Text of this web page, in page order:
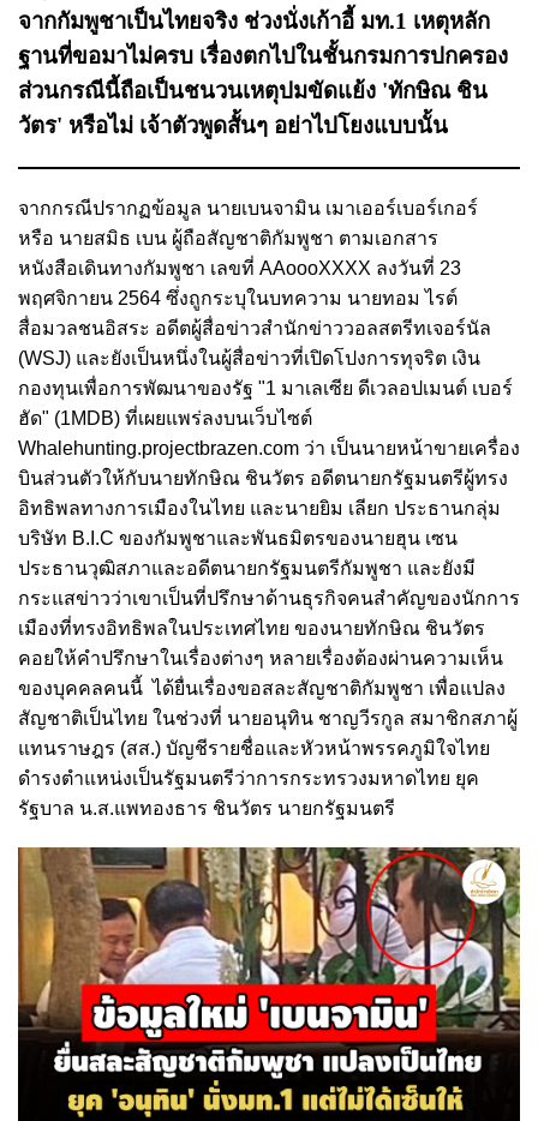
จากกัมพูชาเป็นไทยจริง ช่วงนั่งเก้าอี้ มท.1 เหตุหลัก
ฐานที่ขอมาไม่ครบ เรื่องตกไปในชั้นกรมการปกครอง
ส่วนกรณีนี้ถือเป็นชนวนเหตุปมขัดแย้ง 'ทักษิณ ชิน
วัตร' หรือไม่ เจ้าตัวพูดสั้นๆ อย่าไปโยงแบบนั้น
จากกรณีปรากฏข้อมูล นายเบนจามิน เมาเออร์เบอร์เกอร์
หรือ นายสมิธ เบน ผู้ถือสัญชาติกัมพูชา ตามเอกสาร
หนังสือเดินทางกัมพูชา เลขที่ AAoooXXXX ลงวันที่ 23
พฤศจิกายน 2564 ซึ่งถูกระบุในบทความ นายทอม ไรต์
สื่อมวลชนอิสระ อดีตผู้สื่อข่าวสำนักข่าววอลสตรีทเจอร์นัล
(WSJ) และยังเป็นหนึ่งในผู้สื่อข่าวที่เปิดโปงการทุจริต เงิน
กองทุนเพื่อการพัฒนาของรัฐ "1 มาเลเซีย ดีเวลอปเมนต์ เบอร์
ฮัด" (1MDB) ที่เผยแพร่ลงบนเว็บไซต์
Whalehunting.projectbrazen.com ว่า เป็นนายหน้าขายเครื่อง
บินส่วนตัวให้กับนายทักษิณ ชินวัตร อดีตนายกรัฐมนตรีผู้ทรง
อิทธิพลทางการเมืองในไทย และนายยิม เลียก ประธานกลุ่ม
บริษัท B.I.C ของกัมพูชาและพันธมิตรของนายฮุน เซน
ประธานวุฒิสภาและอดีตนายกรัฐมนตรีกัมพูชา และยังมี
กระแสข่าวว่าเขาเป็นที่ปรึกษาด้านธุรกิจคนสำคัญของนักการ
เมืองที่ทรงอิทธิพลในประเทศไทย ของนายทักษิณ ชินวัตร
คอยให้คำปรึกษาในเรื่องต่างๆ หลายเรื่องต้องผ่านความเห็น
ของบุคคลคนนี้ ได้ยื่นเรื่องขอสละสัญชาติกัมพูชา เพื่อแปลง
สัญชาติเป็นไทย ในช่วงที่ นายอนุทิน ชาญวีรกูล สมาชิกสภาผู้
แทนราษฎร (สส.) บัญชีรายชื่อและหัวหน้าพรรคภูมิใจไทย
ดำรงตำแหน่งเป็นรัฐมนตรีว่าการกระทรวงมหาดไทย ยุค
รัฐบาล น.ส.แพทองธาร ชินวัตร นายกรัฐมนตรี